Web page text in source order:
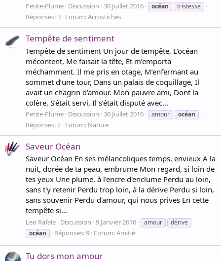
Petite-Plume Discussion 30 Juillet 2016 océan tristesse
Réponses: 3 Forum:Acrostiches
Tempête de sentiment
Tempête de sentiment Un jour de tempête, L’océan
mécontent, Me faisait la tête, Et m’emporta
méchamment. Il me pris en otage, M’enfermant au
sommet d’une tour, Dans un palais de coquillage, Il
avait un chagrin d’amour. Mon pauvre ami, Dont la
colère, S’était servi, Il s’était disputé avec...
Petite-Plume Discussion 30 Juillet 2016 amour océan
Réponses: 2 Forum: Nature
Saveur Océan
Saveur Océan En ses mélancoliques temps, envieux A la
nuit, dorée de ta peau, embrume Mon regard, si loin de
tes yeux Une plume, à l'encre d'enclume Perdu au loin,
sans t'y retenir Perdu trop loin, à la dérive Perdu si loin,
sans souvenir Perdu d'amour, qui nous prives En cette
tempête si...
Leo Rafale Discussion 9 Janvier 2016 amour
dérive
océan
Réponses: 9 Forum:Amitié
Tu dors mon amour